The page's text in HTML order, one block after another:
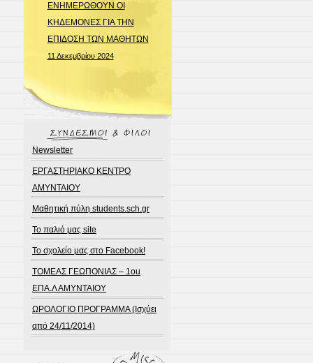
ΕΝΗΜΕΡΩΘΟΥΝ ΟΙ
ΚΗΔΕΜΟΝΕΣ ΓΙΑ ΤΗΝ
ΕΠΙΔΟΣΗ ΤΩΝ ΜΑΘΗΤΩΝ
11 Δεκεμβρίου 2024
Newsletter
ΕΡΓΑΣΤΗΡΙΑΚΟ ΚΕΝΤΡΟ
ΑΜΥΝΤΑΙΟΥ
Μαθητική πύλη students.sch.gr
Το παλιό μας site
Το σχολείο μας στο Facebook!
ΤΟΜΕΑΣ ΓΕΩΠΟΝΙΑΣ – 1ou
ΕΠΑ.Λ ΑΜΥΝΤΑΙΟΥ
ΩΡΟΛΟΓΙΟ ΠΡΟΓΡΑΜΜΑ (Ισχύει
από 24/11/2014)